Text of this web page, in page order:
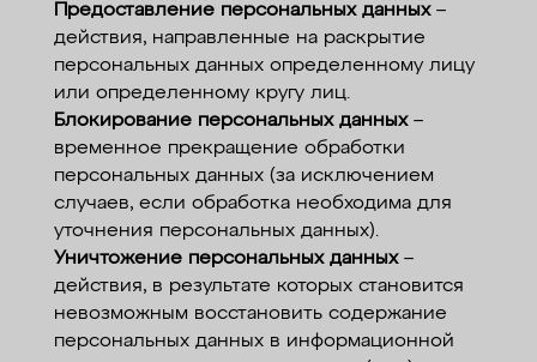
Предоставление персональных данных–
действия, направленные на раскрытие
персональных данных определенному лицу
или определенному кругу лиц.
Блокирование персональных данных–
временное прекращение обработки
персональных данных (за исключением
случаев, если обработка необходима для
уточнения персональных данных).
Уничтожение персональных данных–
действия, в результате которых становится
невозможным восстановить содержание
персональных данных в информационной